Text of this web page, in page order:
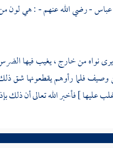
عباس- رضي الله عنهم - : هي لون
نواه من خارج ، يغيب فيها
فلما رأوهم يقطعونها شق
عليها ] فأخبر الله تعالى أن ذلك